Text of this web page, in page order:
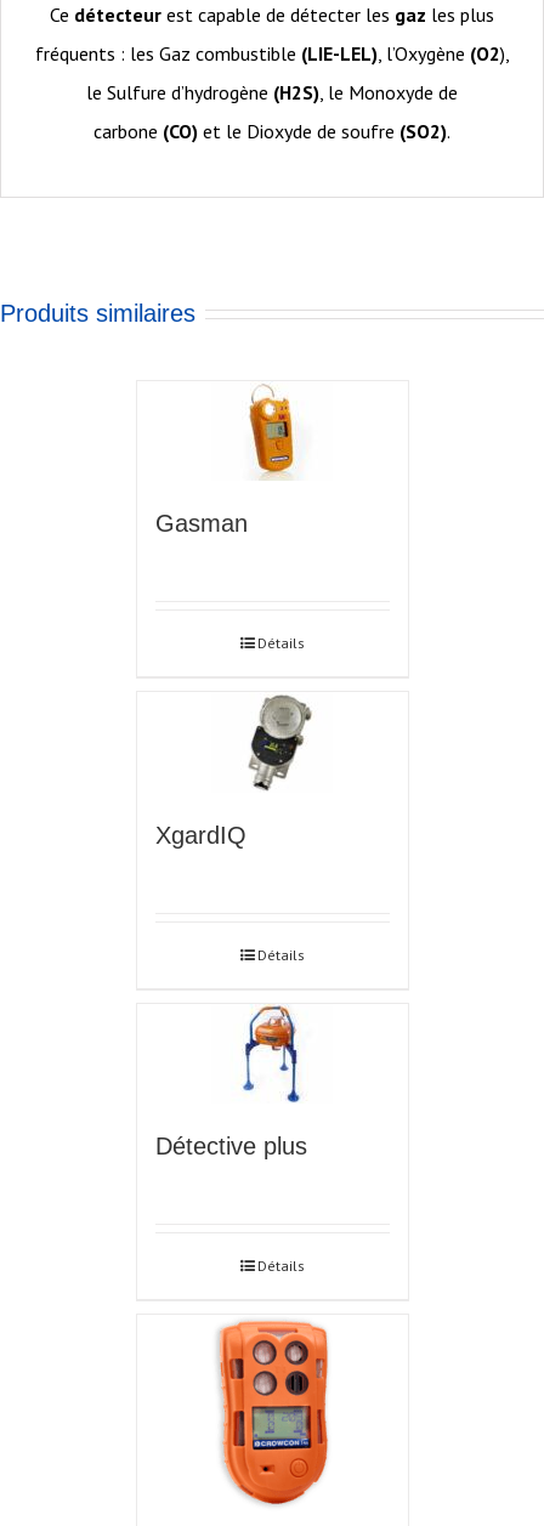
Ce détecteur est capable de détecter les gaz les plus
fréquents : les Gaz combustible (LIE-LEL), l’Oxygène (O2),
le Sulfure d’hydrogène (H2S) , le Monoxyde de
carbone (CO) et le Dioxyde de soufre (SO2).
Produits similaires
Gasman
Détails
XgardIQ
Détails
Détective plus
Détails